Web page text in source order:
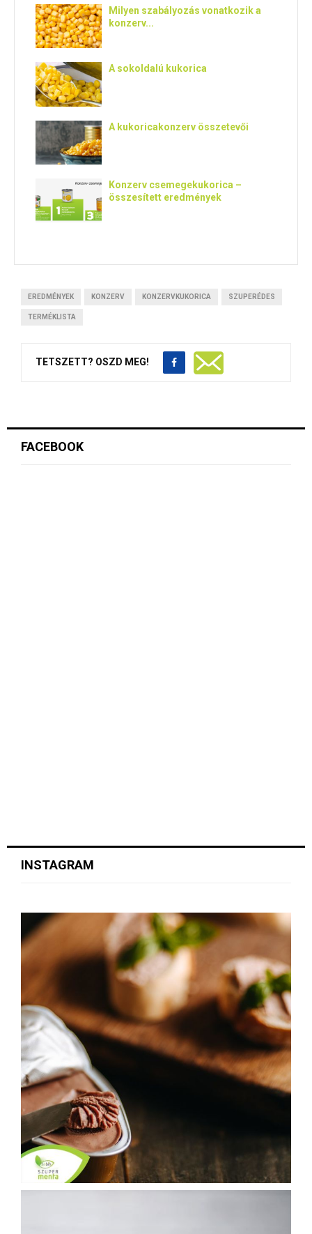
Milyen szabályozás vonatkozik a
konzerv...
A sokoldalú kukorica
A kukoricakonzerv összetevői
Konzerv csemegekukorica –
összesített eredmények
EREDMÉNYEK KONZERV KONZERVKUKORICA SZUPERÉDES
TERMÉKLISTA
TETSZETT? OSZD MEG!
FACEBOOK
INSTAGRAM